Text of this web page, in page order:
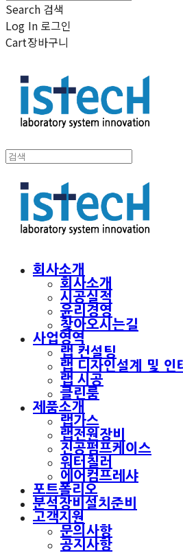
Search 검색
Log In 로그인
Cart장바구니
회사소개
회사소개
시공실적
윤리경영
찾아오시는길
사업영역
랩 컨설팅
랩 디자인설계 및 인
랩 시공
클린룸
제품소개
랩가스
랩전원장비
진공펌프케이스
워터칠러
에어컴프레샤
포트폴리오
분석장비설치준비
고객지원
문의사항
공지사항